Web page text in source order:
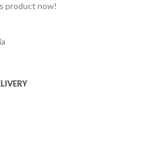
product now!